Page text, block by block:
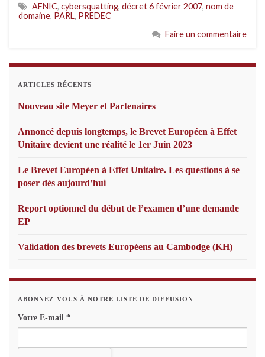
AFNIC, cybersquatting, décret 6 février 2007, nom de
domaine, PARL, PREDEC
Faire un commentaire
ARTICLES RÉCENTS
Nouveau site Meyer et Partenaires
Annoncé depuis longtemps, le Brevet Européen à Effet
Unitaire devient une réalité le 1er Juin 2023
Le Brevet Européen à Effet Unitaire. Les questions à se
poser dès aujourd’hui
Report optionnel du début de l’examen d’une demande
EP
Validation des brevets Européens au Cambodge (KH)
ABONNEZ-VOUS À NOTRE LISTE DE DIFFUSION
Votre E-mail *